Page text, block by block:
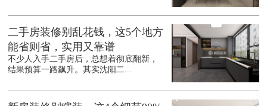
二手房装修别乱花钱，这5个地方
能省则省，实用又靠谱
不少人入手二手房后，总想着彻底翻新，
结果预算一路飙升。其实沈阳二...